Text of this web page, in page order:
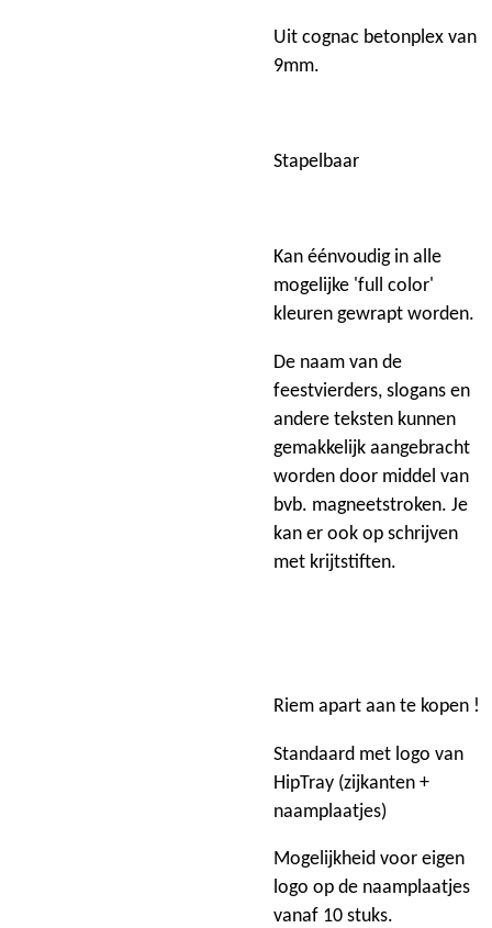
Uit cognac betonplex van
9mm.
Stapelbaar
Kan éénvoudig in alle
mogelijke 'full color'
kleuren gewrapt worden.
De naam van de
feestvierders, slogans en
andere teksten kunnen
gemakkelijk aangebracht
worden door middel van
bvb. magneetstroken. Je
kan er ook op schrijven
met krijtstiften.
Riem apart aan te kopen !
Standaard met logo van
HipTray (zijkanten +
naamplaatjes)
Mogelijkheid voor eigen
logo op de naamplaatjes
vanaf 10 stuks.